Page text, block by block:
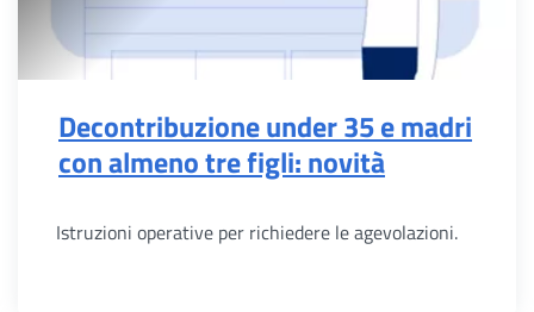
Decontribuzione under 35 e madri
con almeno tre figli: novità
Istruzioni operative per richiedere le agevolazioni.